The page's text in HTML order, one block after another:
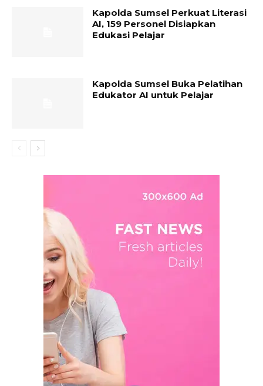
Kapolda Sumsel Perkuat Literasi
AI, 159 Personel Disiapkan
Edukasi Pelajar
Kapolda Sumsel Buka Pelatihan
Edukator AI untuk Pelajar